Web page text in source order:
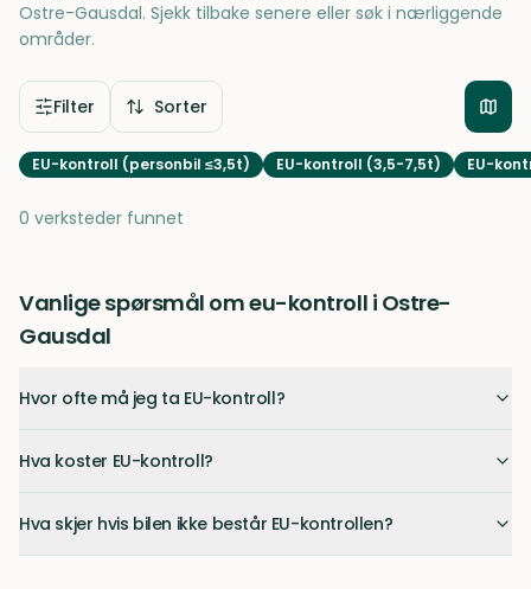
Ostre-Gausdal. Sjekk tilbake senere eller søk i nærliggende
områder.
Filter Sorter
EU-kontroll (personbil ≤3,5t) EU-kontroll (3,5-7,5t) EU-
0 verksteder funnet
Vanlige spørsmål om eu-kontroll i Ostre-
Gausdal
Hvor ofte må jeg ta EU-kontroll?
Hva koster EU-kontroll?
Hva skjer hvis bilen ikke består EU-kontrollen?